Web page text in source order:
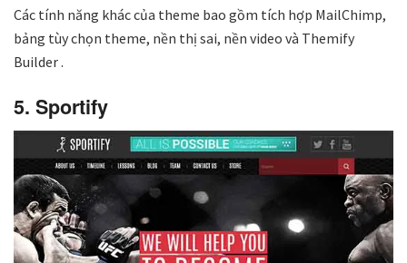
Các tính năng khác của theme bao gồm tích hợp MailChimp,
bảng tùy chọn theme, nền thị sai, nền video và Themify
Builder .
5. Sportify